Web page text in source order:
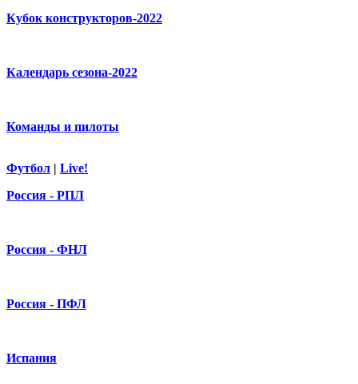
Кубок конструкторов-2022
Календарь сезона-2022
Команды и пилоты
Футбол | Live!
Россия - РПЛ
Россия - ФНЛ
Россия - ПФЛ
Испания